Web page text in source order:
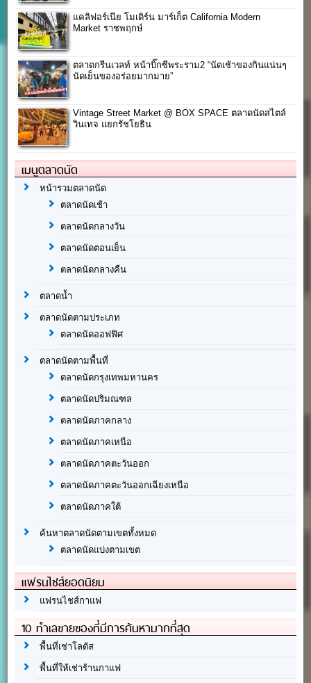
แคลิฟอร์เนีย โมเดิร์น มาร์เก็ต California Modern
Market ราชพฤกษ์
ตลาดกรีนเวลท์ หน้าบิ๊กซีพระราม2 “นัดเช้าของกินแน่นๆ
นัดเย็นของอร่อยมากมาย”
Vintage Street Market @ BOX SPACE ตลาดนัดสไตล์
วินเทจ แยกรัชโยธิน
เมนูตลาดนัด
หน้ารวมตลาดนัด
ตลาดนัดเช้า
ตลาดนัดกลางวัน
ตลาดนัดตอนเย็น
ตลาดนัดกลางคืน
ตลาดน้ำ
ตลาดนัดตามประเภท
ตลาดนัดออฟฟิศ
ตลาดนัดตามพื้นที่
ตลาดนัดกรุงเทพมหานคร
ตลาดนัดปริมณฑล
ตลาดนัดภาคกลาง
ตลาดนัดภาคเหนือ
ตลาดนัดภาคตะวันออก
ตลาดนัดภาคตะวันออกเฉียงเหนือ
ตลาดนัดภาคใต้
ค้นหาตลาดนัดตามเขตทั้งหมด
ตลาดนัดแบ่งตามเขต
แฟรนไชส์ยอดนิยม
แฟรนไชส์กาแฟ
10 ทำเลขายของที่มีการค้นหามากที่สุด
พื้นที่เช่าโลตัส
พื้นที่ให้เช่าร้านกาแฟ